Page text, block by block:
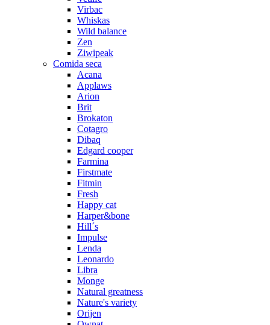
Virbac
Whiskas
Wild balance
Zen
Ziwipeak
Comida seca
Acana
Applaws
Arion
Brit
Brokaton
Cotagro
Dibaq
Edgard cooper
Farmina
Firstmate
Fitmin
Fresh
Happy cat
Harper&bone
Hill´s
Impulse
Lenda
Leonardo
Libra
Monge
Natural greatness
Nature's variety
Orijen